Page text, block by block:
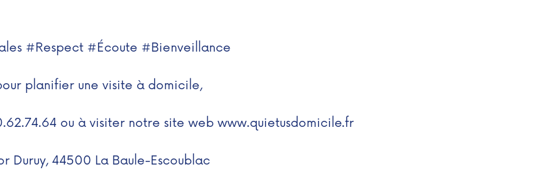
#Respect #Écoute #Bienveillance
planifier une visite à domicile,
ou à visiter notre site web www.quietusdomicile.fr
Duruy, 44500 La Baule-Escoublac